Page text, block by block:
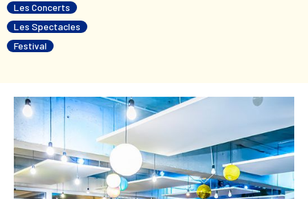
Les Concerts
Les Spectacles
Festival